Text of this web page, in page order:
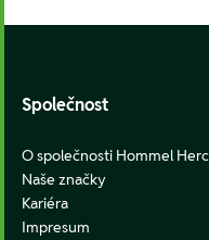
Společnost
O společnosti Hommel
Naše značky
Kariéra
Impresum